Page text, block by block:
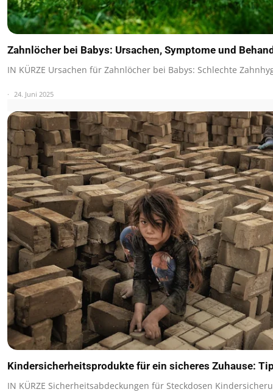
Zahnlöcher bei Babys: Ursachen, Symptome und
IN KÜRZE Ursachen für Zahnlöcher bei Babys: Schlechte
24. Juni 2025
Kindersicherheitsprodukte für ein sicheres Zuhause:
IN KÜRZE Sicherheitsabdeckungen für Steckdosen